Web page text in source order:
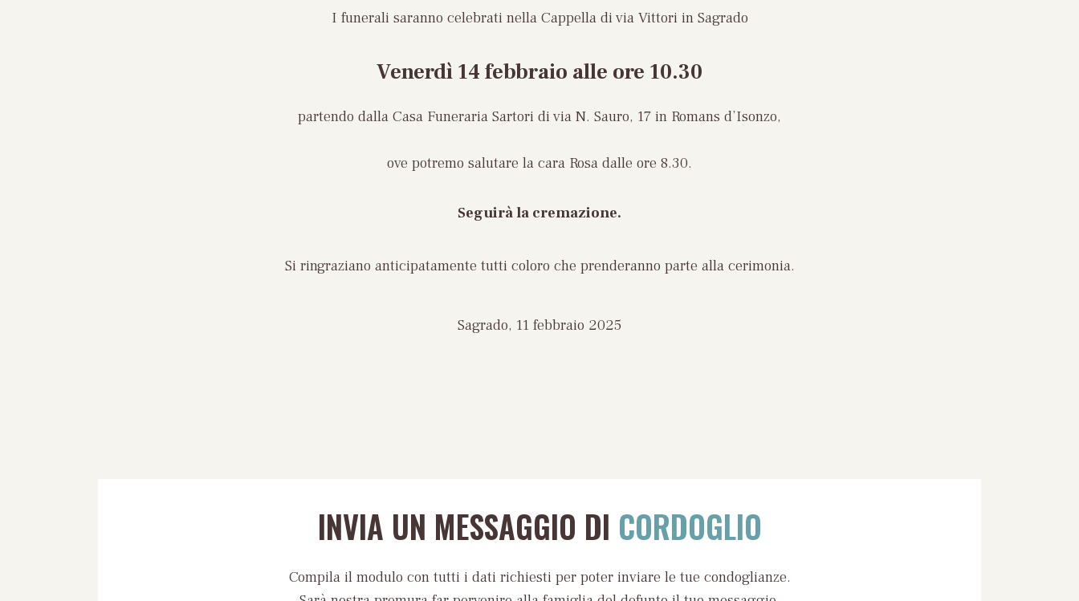
I funerali saranno celebrati nella Cappella di via Vittori in Sagrado
Venerdì 14 febbraio alle ore 10.30
partendo dalla Casa Funeraria Sartori di via N. Sauro, 17 in Romans d’Isonzo,
ove potremo salutare la cara Rosa dalle ore 8.30.
Seguirà la cremazione.
Si ringraziano anticipatamente tutti coloro che prenderanno parte alla cerimonia.
Sagrado, 11 febbraio 2025
INVIA UN MESSAGGIO DI CORDOGLIO
Compila il modulo con tutti i dati richiesti per poter inviare le tue condoglianze.